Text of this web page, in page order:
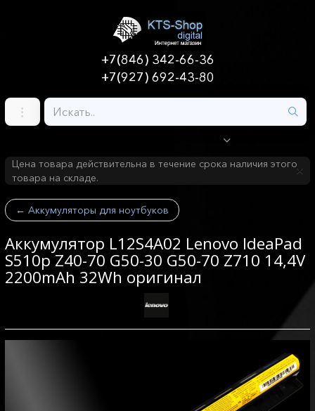
+7(846) 342-66-36
+7(927) 692-43-80
Цена товара действительна в течение срока наличия этого
товара на складе.
← Аккумуляторы для ноутбуков
Аккумулятор L12S4A02 Lenovo IdeaPad
S510p Z40-70 G50-30 G50-70 Z710 14,4V
2200mAh 32Wh оригинал